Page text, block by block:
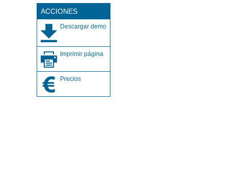
ACCIONES
Descargar demo
Imprimir página
Precios